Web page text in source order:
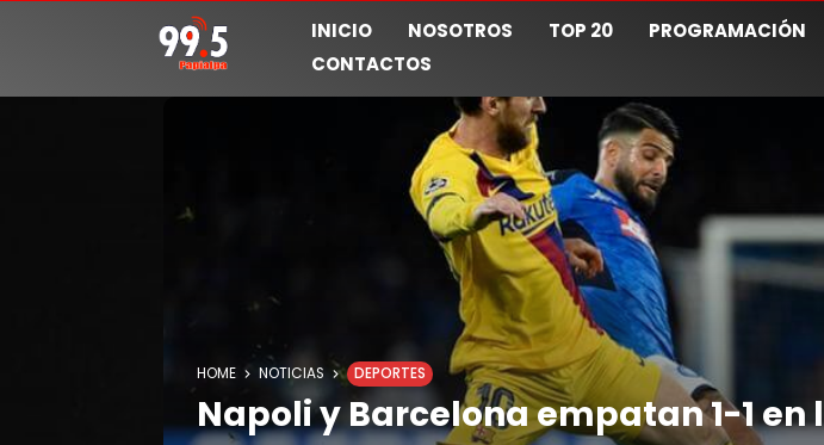
INICIO NOSOTROS TOP 20
PROGRAMACIÓN
CONTACTOS
HOME NOTICIAS DEPORTES
Napoli y Barcelona empatan 1-1 en